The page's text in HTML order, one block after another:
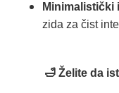
Minimalistički
zida za čist
🛁 Želite da